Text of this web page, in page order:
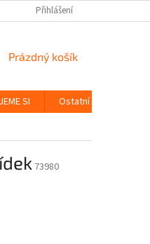
ZÁSADY OCHRANY
Přihlášení
NÁKUPNÍ
Prázdný košík
SI Ostatní
73980